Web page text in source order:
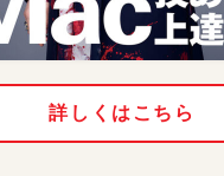
詳しくはこちら